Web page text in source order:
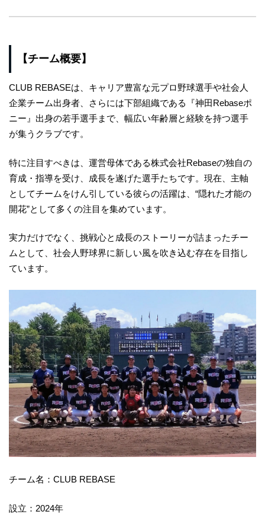
【チーム概要】
CLUB REBASEは、キャリア豊富な元プロ野球選手や社会人
企業チーム出身者、さらには下部組織である『神田Rebaseポ
ニー』出身の若手選手まで、幅広い年齢層と経験を持つ選手
が集うクラブです。
特に注目すべきは、運営母体である株式会社Rebaseの独自の
育成・指導を受け、成長を遂げた選手たちです。現在、主軸
としてチームをけん引している彼らの活躍は、“隠れた才能の
開花”として多くの注目を集めています。
実力だけでなく、挑戦心と成長のストーリーが詰まったチー
ムとして、社会人野球界に新しい風を吹き込む存在を目指し
ています。
チーム名：CLUB REBASE
設立：2024年